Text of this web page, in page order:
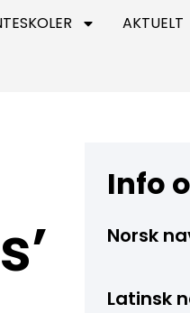
AKTUELT
Info
Norsk
Latinsk